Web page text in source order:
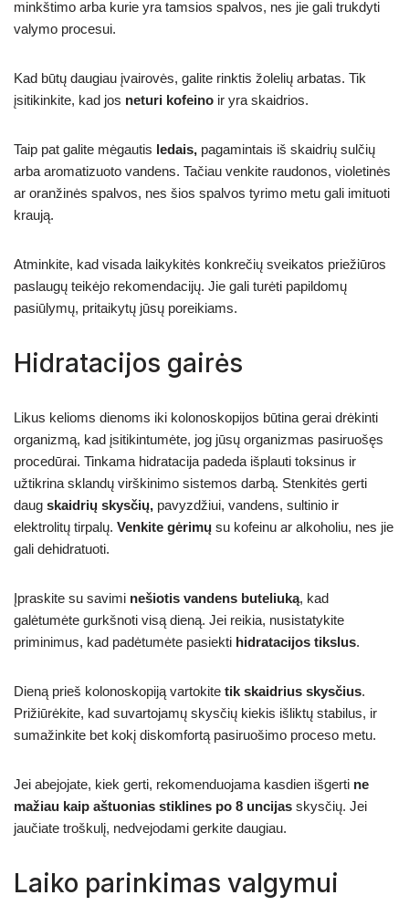
minkštimo arba kurie yra tamsios spalvos, nes jie gali trukdyti
valymo procesui.
Kad būtų daugiau įvairovės, galite rinktis žolelių arbatas. Tik
įsitikinkite, kad jos neturi kofeino ir yra skaidrios.
Taip pat galite mėgautis ledais, pagamintais iš skaidrių sulčių
arba aromatizuoto vandens. Tačiau venkite raudonos, violetinės
ar oranžinės spalvos, nes šios spalvos tyrimo metu gali imituoti
kraują.
Atminkite, kad visada laikykitės konkrečių sveikatos priežiūros
paslaugų teikėjo rekomendacijų. Jie gali turėti papildomų
pasiūlymų, pritaikytų jūsų poreikiams.
Hidratacijos gairės
Likus kelioms dienoms iki kolonoskopijos būtina gerai drėkinti
organizmą, kad įsitikintumėte, jog jūsų organizmas pasiruošęs
procedūrai. Tinkama hidratacija padeda išplauti toksinus ir
užtikrina sklandų virškinimo sistemos darbą. Stenkitės gerti
daug skaidrių skysčių, pavyzdžiui, vandens, sultinio ir
elektrolitų tirpalų. Venkite gėrimų su kofeinu ar alkoholiu, nes jie
gali dehidratuoti.
Įpraskite su savimi nešiotis vandens buteliuką, kad
galėtumėte gurkšnoti visą dieną. Jei reikia, nusistatykite
priminimus, kad padėtumėte pasiekti hidratacijos tikslus.
Dieną prieš kolonoskopiją vartokite tik skaidrius skysčius.
Prižiūrėkite, kad suvartojamų skysčių kiekis išliktų stabilus, ir
sumažinkite bet kokį diskomfortą pasiruošimo proceso metu.
Jei abejojate, kiek gerti, rekomenduojama kasdien išgerti ne
mažiau kaip aštuonias stiklines po 8 uncijas skysčių. Jei
jaučiate troškulį, nedvejodami gerkite daugiau.
Laiko parinkimas valgymui